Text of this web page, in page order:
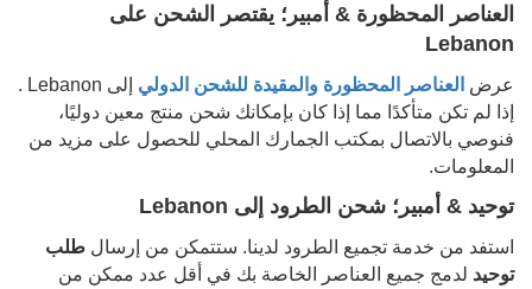
العناصر المحظورة & أمبير؛ يقتصر الشحن على
Lebanon
عرض العناصر المحظورة والمقيدة للشحن الدولي إلى Lebanon
.
إذا لم تكن متأكدًا مما إذا كان بإمكانك شحن منتج معين دوليًا،
فنوصي بالاتصال بمكتب الجمارك المحلي للحصول على مزيد من
المعلومات.
توحيد & أمبير؛ شحن الطرود إلى Lebanon
استفد من خدمة تجميع الطرود لدينا. ستتمكن من إرسال طلب
توحيد لدمج جميع العناصر الخاصة بك في أقل عدد ممكن من